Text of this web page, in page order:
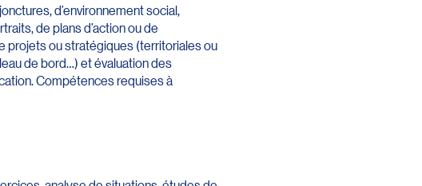
d’environnement social,
de plans d’action ou de
projets ou stratégiques (territoriales ou
de bord…) et évaluation des
Compétences requises à